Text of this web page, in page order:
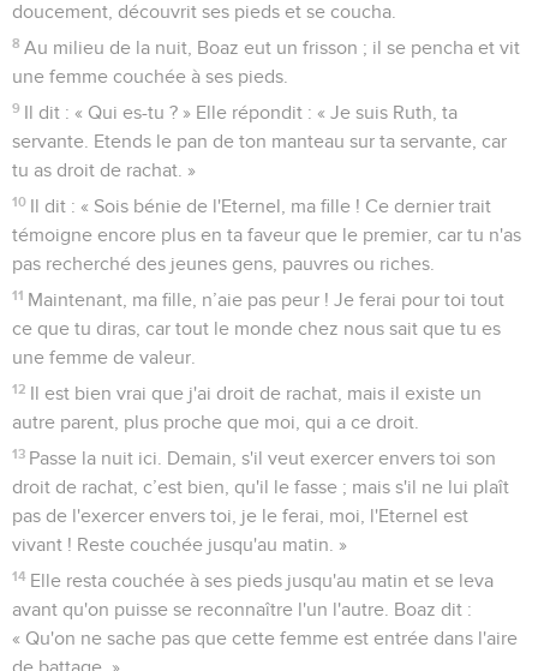
doucement, découvrit ses pieds et se coucha.
8 Au milieu de la nuit, Boaz eut un frisson ; il se pencha et vit
une femme couchée à ses pieds.
9 Il dit : « Qui es-tu ? » Elle répondit : « Je suis Ruth, ta
servante. Etends le pan de ton manteau sur ta servante, car
tu as droit de rachat. »
10 Il dit : « Sois bénie de l'Eternel, ma fille ! Ce dernier trait
témoigne encore plus en ta faveur que le premier, car tu n'as
pas recherché des jeunes gens, pauvres ou riches.
11 Maintenant, ma fille, n’aie pas peur ! Je ferai pour toi tout
ce que tu diras, car tout le monde chez nous sait que tu es
une femme de valeur.
12 Il est bien vrai que j'ai droit de rachat, mais il existe un
autre parent, plus proche que moi, qui a ce droit.
13 Passe la nuit ici. Demain, s'il veut exercer envers toi son
droit de rachat, c’est bien, qu'il le fasse ; mais s'il ne lui plaît
pas de l'exercer envers toi, je le ferai, moi, l'Eternel est
vivant ! Reste couchée jusqu'au matin. »
14 Elle resta couchée à ses pieds jusqu'au matin et se leva
avant qu'on puisse se reconnaître l'un l'autre. Boaz dit :
« Qu'on ne sache pas que cette femme est entrée dans l'aire
de battage. »